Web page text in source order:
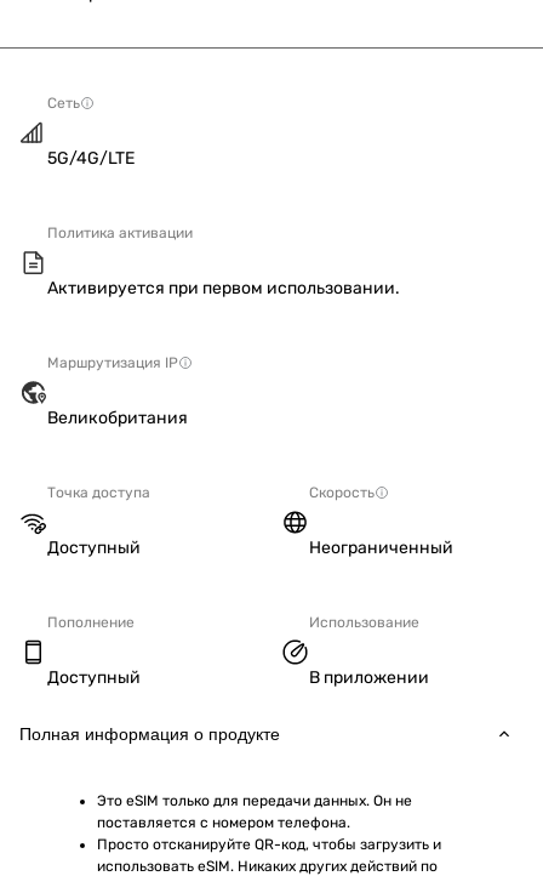
Сеть
5G/4G/LTE
Политика активации
Активируется при первом использовании.
Маршрутизация IP
Великобритания
Точка доступа
Доступный
Скорость
Неограниченный
Пополнение
Доступный
Использование
В приложении
Полная информация о продукте
Это eSIM только для передачи данных. Он не
поставляется с номером телефона.
Просто отсканируйте QR-код, чтобы загрузить и
использовать eSIM. Никаких других действий по